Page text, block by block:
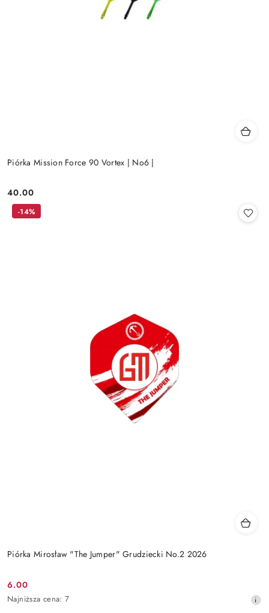
Piórka Mission Force 90 Vortex | No6 |
Cena:
40.00
Piórka Mirosław "The Jumper" Grudziecki No.2 2026
Cena
promocyjna:
6.00
Najniższa
Najniższa cena: 7
-14%